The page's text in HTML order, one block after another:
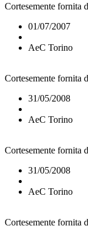
Cortesemente fornita
01/07/2007
AeC Torino
Cortesemente fornita
31/05/2008
AeC Torino
Cortesemente fornita
31/05/2008
AeC Torino
Cortesemente fornita